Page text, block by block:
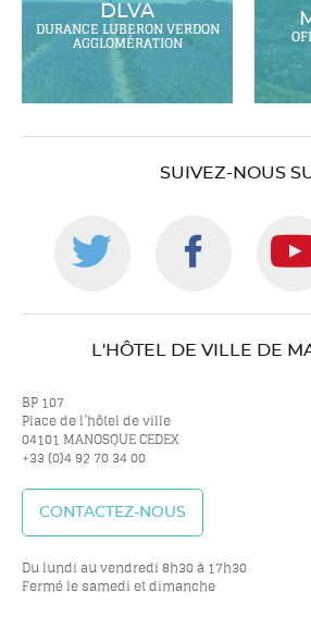
DLVA
DURANCE LUBERON VERDON
AGGLOMÉRATION
SUIVEZ-NOUS
Suivez-
nous
sur
twitter
nous
L'HÔTEL DE VILLE DE
BP 107
Place de l’hôtel de ville
04101 MANOSQUE CEDEX
+33 (0)4 92 70 34 00
CONTACTEZ-NOUS
Du lundi au vendredi 8h30 à 17h30
Fermé le samedi et dimanche